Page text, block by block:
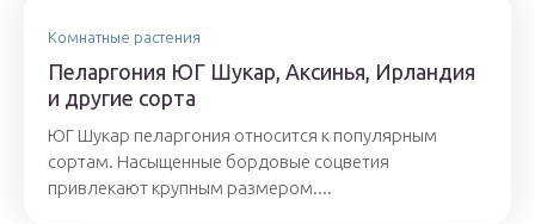
Комнатные растения
Пеларгония ЮГ Шукар, Аксинья, Ирландия
и другие сорта
ЮГ Шукар пеларгония относится к популярным
сортам. Насыщенные бордовые соцветия
привлекают крупным размером....